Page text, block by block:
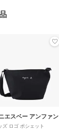
エスベー アンファン
ズ ロゴ ポシェット